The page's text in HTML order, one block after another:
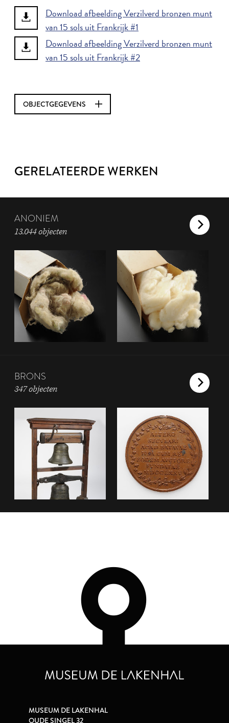
Download afbeelding Verzilverd bronzen munt
van 15 sols uit Frankrijk #1
Download afbeelding Verzilverd bronzen munt
van 15 sols uit Frankrijk #2
OBJECTGEGEVENS
GERELATEERDE WERKEN
ANONIEM
13.044 objecten
BRONS
347 objecten
MUSEUM DE LAKENHAL
OUDE SINGEL 32